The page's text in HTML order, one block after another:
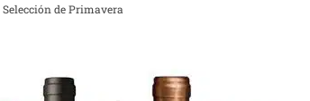
Selección de Primavera